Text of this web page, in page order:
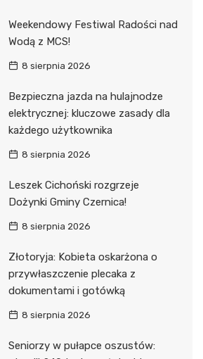
Weekendowy Festiwal Radości nad
Wodą z MCS!
8 sierpnia 2026
Bezpieczna jazda na hulajnodze
elektrycznej: kluczowe zasady dla
każdego użytkownika
8 sierpnia 2026
Leszek Cichoński rozgrzeje
Dożynki Gminy Czernica!
8 sierpnia 2026
Złotoryja: Kobieta oskarżona o
przywłaszczenie plecaka z
dokumentami i gotówką
8 sierpnia 2026
Seniorzy w pułapce oszustów: